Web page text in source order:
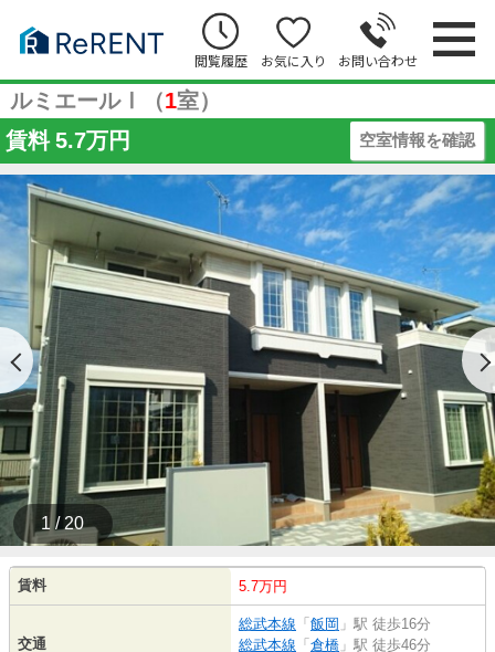
閲覧履歴 お気に入り お問い合わせ
ルミエールⅠ（1室）
賃料 5.7万円 空室情報を確認
1 / 20
賃料 5.7万円
交通
総武本線 「飯岡 」駅 徒歩16分
総武本線 「倉橋 」駅 徒歩46分